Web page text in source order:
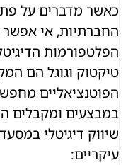
כאשר מדברים על
החברתיות, אי
הפלטפורמות
טיקטוק וגוגל הם
הפוטנציאליים
במבצעים ומקבלים
שיווק דיגיטלי
עיקריים: